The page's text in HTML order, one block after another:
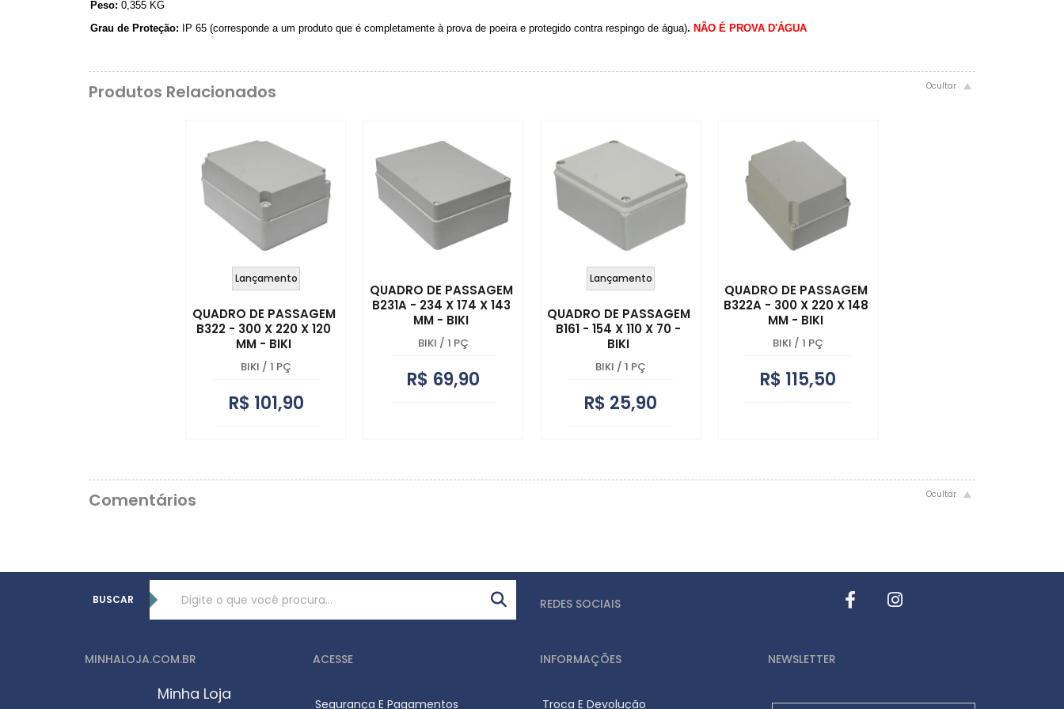
Peso: 0,355 KG
Grau de Proteção:
IP 65 (corresponde a um produto que é completamente à prova de poeira e protegido contra respingo de água). NÃO É PROVA D'ÁGUA
Produtos Relacionados
Lançamento
QUADRO DE PASSAGEM
B322 - 300 X 220 X 120
MM - BIKI
BIKI / 1 PÇ
R$ 101,90
QUADRO DE PASSAGEM
B231A - 234 X 174 X 143
MM - BIKI
BIKI / 1 PÇ
R$ 69,90
Lançamento
QUADRO DE PASSAGEM
B161 - 154 X 110 X 70 -
BIKI
BIKI / 1 PÇ
R$ 25,90
QUADRO DE PASSAGEM
B322A - 300 X 220 X 148
MM - BIKI
BIKI / 1 PÇ
R$ 115,50
Comentários
BUSCAR REDES SOCIAIS
MINHALOJA.COM.BR
Minha Loja
ACESSE
Segurança E Pagamentos
INFORMAÇÕES
Troca E Devolução
NEWSLETTER